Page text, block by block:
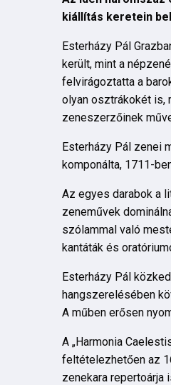
kiállítás keretein
Esterházy Pál
került, mint a
felvirágoztatta a
olyan osztrákokét is,
zeneszerzőinek
Esterházy Pál zenei
komponálta, 1711-
Az egyes darabok a
zeneművek
szólammal való
kantáták és
Esterházy Pál
hangszerelésében
A műben erősen
A „Harmonia
feltételezhetően az
zenekara repertoárja